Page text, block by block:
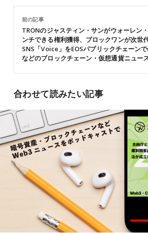
前の記事
TRONのジャスティン・サンがウォーレン
ンチできる権利獲得、ブロックワンが次世
SNS「Voice」をEOSパブリックチェーン
などのブロックチェーン・仮想通貨ニュー
合わせて読みたい記事